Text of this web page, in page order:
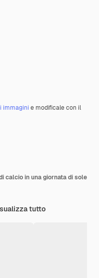
immagini e modificale con il
calcio in una giornata di sole
tutto